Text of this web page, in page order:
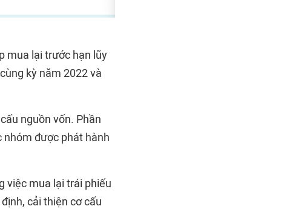
mua lại trước hạn lũy
kỳ năm 2022 và
nguồn vốn. Phần
nhóm được phát hành
việc mua lại trái phiếu
cải thiện cơ cấu